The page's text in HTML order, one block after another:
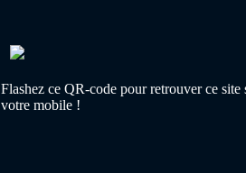
Flashez ce QR-code pour retrouver ce site
votre mobile !